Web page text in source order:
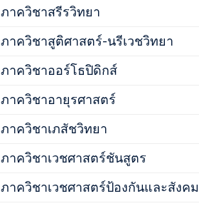
ภาควิชาสรีรวิทยา
ภาควิชาสูติศาสตร์-นรีเวชวิทยา
ภาควิชาออร์โธปิดิกส์
ภาควิชาอายุรศาสตร์
ภาควิชาเภสัชวิทยา
ภาควิชาเวชศาสตร์ชันสูตร
ภาควิชาเวชศาสตร์ป้องกันและสังคม